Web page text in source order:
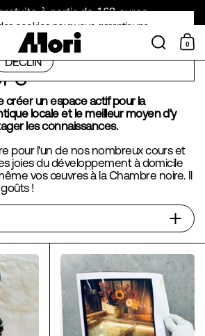
à partir de 169 euros
Panier
0
créer un espace actif pour la
locale et le meilleur moyen d'y
les connaissances.
pour l'un de nos nombreux cours et
joies du développement à domicile
vos œuvres à la Chambre noire. Il
!
cookies pour vous garantir une
sur votre appareil.
DÉCLIN